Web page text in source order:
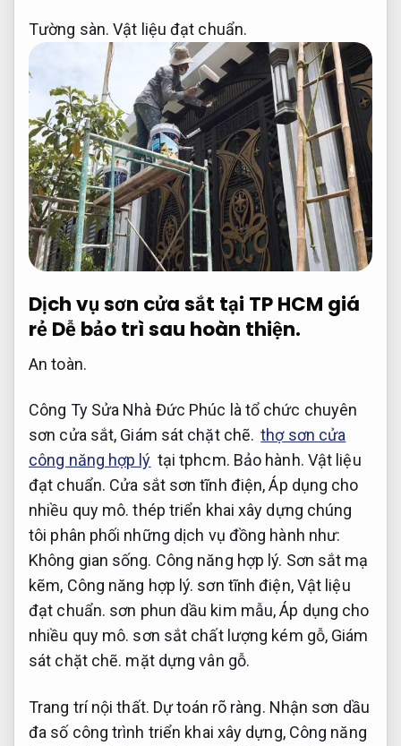
Tường sàn. Vật liệu đạt chuẩn.
Dịch vụ sơn cửa sắt tại TP HCM giá
rẻDễ bảo trì sau hoàn thiện.
An toàn.
Công Ty Sửa Nhà Đức Phúc là tổ chức chuyên
sơn cửa sắt, Giám sát chặt chẽ. thợ sơn cửa
công năng hợp lý tại tphcm. Bảo hành. Vật liệu
đạt chuẩn. Cửa sắt sơn tĩnh điện,Áp dụng cho
nhiều quy mô. thép triển khai xây dựng chúng
tôi phân phối những dịch vụ đồng hành như:
Không gian sống. Công năng hợp lý. Sơn sắt mạ
kẽm, Công năng hợp lý. sơn tĩnh điện,Vật liệu
đạt chuẩn. sơn phun dầu kim mẫu,Áp dụng cho
nhiều quy mô. sơn sắt chất lượng kém gỗ, Giám
sát chặt chẽ. mặt dựng vân gỗ.
Trang trí nội thất. Dự toán rõ ràng. Nhận sơn dầu
đa số công trình triển khai xây dựng, Công năng